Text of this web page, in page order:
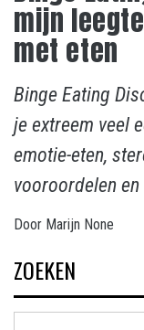
mijn
met eten
Binge Eating
je extreem veel
emotie-eten,
vooroordelen
Door Marijn None
ZOEKEN